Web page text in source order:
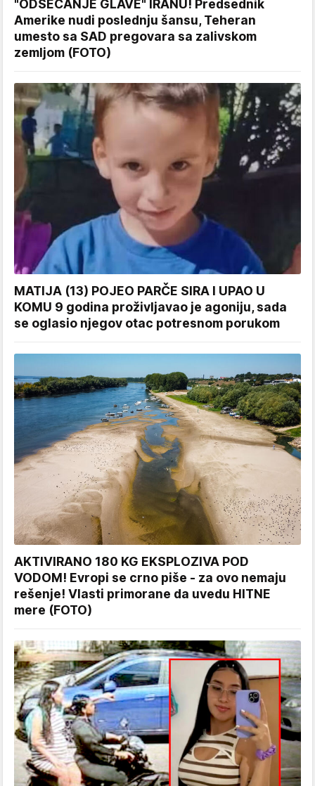
"ODSECANJE GLAVE" IRANU! Predsednik
Amerike nudi poslednju šansu, Teheran
umesto sa SAD pregovara sa zalivskom
zemljom (FOTO)
MATIJA (13) POJEO PARČE SIRA I UPAO U
KOMU 9 godina proživljavao je agoniju, sada
se oglasio njegov otac potresnom porukom
AKTIVIRANO 180 KG EKSPLOZIVA POD
VODOM! Evropi se crno piše - za ovo nemaju
rešenje! Vlasti primorane da uvedu HITNE
mere (FOTO)